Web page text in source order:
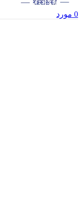
0 مورد